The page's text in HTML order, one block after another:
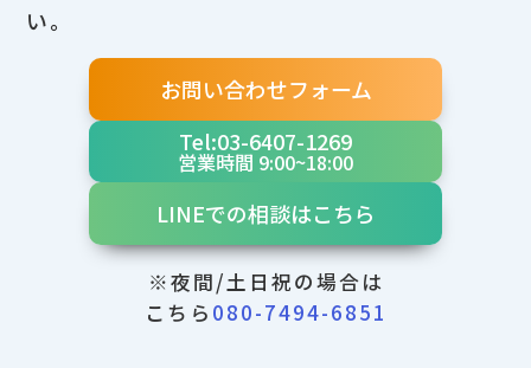
い。
お問い合わせフォーム
Tel:03-6407-1269
営業時間 9:00~18:00
LINEでの相談はこちら
※夜間/土日祝の場合は
こちら 080-7494-6851